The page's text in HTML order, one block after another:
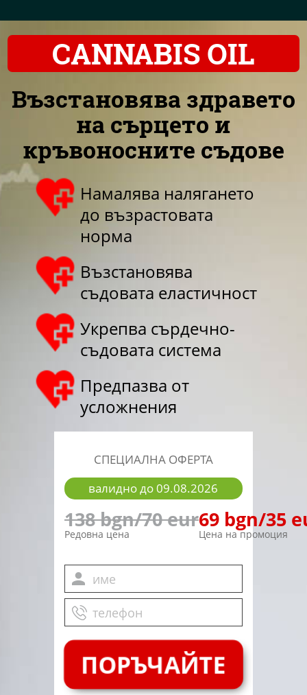
CANNABIS OIL
Възстановява здравето
на сърцето и
кръвоносните съдове
Намалява налягането
до възрастовата
норма
Възстановява
съдовата еластичност
Укрепва сърдечно-
съдовата система
Предпазва от
усложнения
СПЕЦИАЛНА ОФЕРТА
валидно до09.08.2026
138 bgn/70 eur
Редовна цена
69 bgn/35
Цена на промоция
ПОРЪЧАЙТЕ